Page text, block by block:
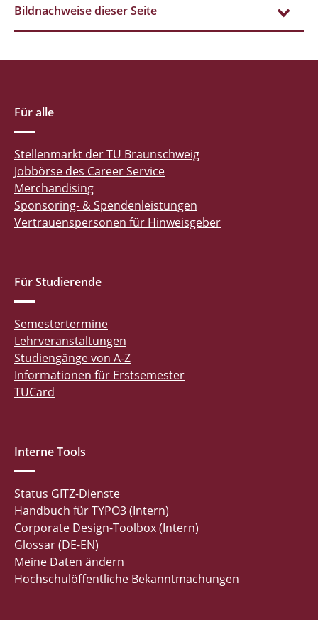
Bildnachweise dieser Seite
Für alle
Stellenmarkt der TU Braunschweig
Jobbörse des Career Service
Merchandising
Sponsoring- & Spendenleistungen
Vertrauenspersonen für Hinweisgeber
Für Studierende
Semestertermine
Lehrveranstaltungen
Studiengänge von A-Z
Informationen für Erstsemester
TUCard
Interne Tools
Status GITZ-Dienste
Handbuch für TYPO3 (Intern)
Corporate Design-Toolbox (Intern)
Glossar (DE-EN)
Meine Daten ändern
Hochschulöffentliche Bekanntmachungen